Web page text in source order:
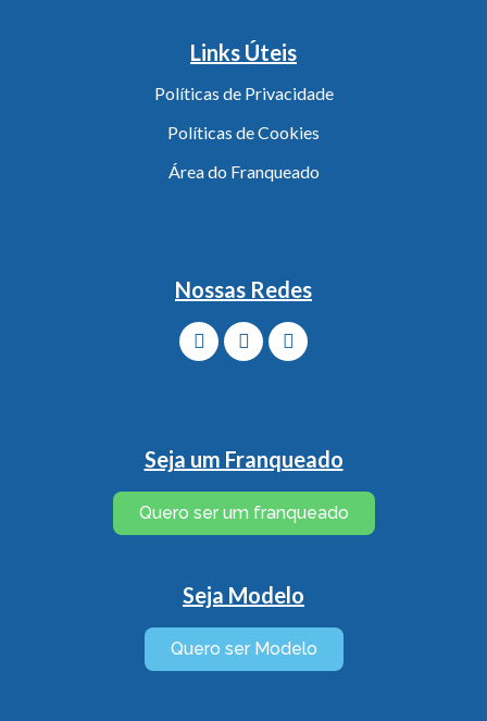
Links Úteis
Políticas de Privacidade
Políticas de Cookies
Área do Franqueado
Nossas Redes
Seja um Franqueado
Quero ser um franqueado
Seja Modelo
Quero ser Modelo